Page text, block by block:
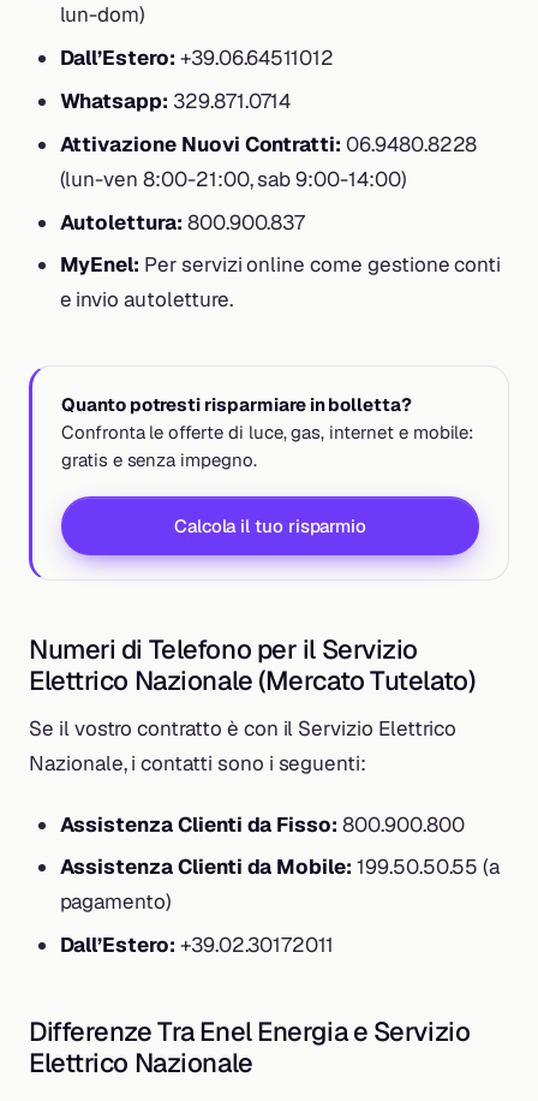
lun-dom)
Dall’Estero: +39.06.64511012
Whatsapp: 329.871.0714
Attivazione Nuovi Contratti: 06.9480.8228
(lun-ven 8:00-21:00, sab 9:00-14:00)
Autolettura: 800.900.837
MyEnel: Per servizi online come gestione conti
e invio autoletture.
Quanto potresti risparmiare in bolletta?
Confronta le offerte di luce, gas, internet e mobile:
gratis e senza impegno.
Calcola il tuo risparmio
Numeri di Telefono per il Servizio
Elettrico Nazionale (Mercato Tutelato)
Se il vostro contratto è con il Servizio Elettrico
Nazionale, i contatti sono i seguenti:
Assistenza Clienti da Fisso: 800.900.800
Assistenza Clienti da Mobile: 199.50.50.55 (a
pagamento)
Dall’Estero: +39.02.30172011
Differenze Tra Enel Energia e Servizio
Elettrico Nazionale